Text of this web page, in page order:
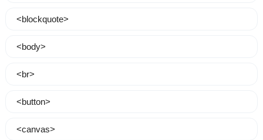
<blockquote>
<body>
<br>
<button>
<canvas>